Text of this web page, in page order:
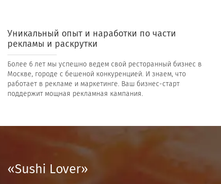
Уникальный опыт и наработки по части
рекламы и раскрутки
Более 6 лет мы успешно ведем свой ресторанный бизнес в
Москве, городе с бешеной конкуренцией. И знаем, что
работает в рекламе и маркетинге. Ваш бизнес-старт
поддержит мощная рекламная кампания.
«Sushi Lover»